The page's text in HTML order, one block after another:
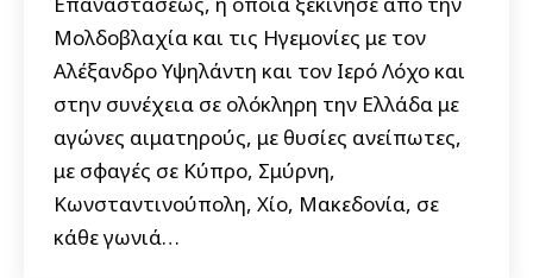
Μολδοβλαχία και τις Ηγεμονίες με τον
Αλέξανδρο Υψηλάντη και τον Ιερό Λόχο και
στην συνέχεια σε ολόκληρη την Ελλάδα με
αγώνες αιματηρούς, με θυσίες ανείπωτες,
με σφαγές σε Κύπρο, Σμύρνη,
Κωνσταντινούπολη, Χίο, Μακεδονία, σε
κάθε γωνιά…